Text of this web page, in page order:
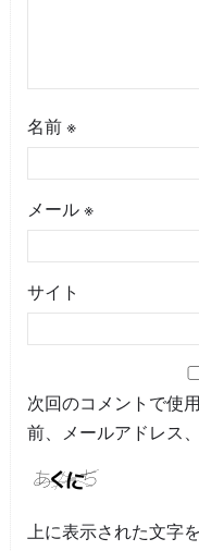
名前 ※
メール ※
サイト
次回のコメントで使
前、メールアドレス
上に表示された文字